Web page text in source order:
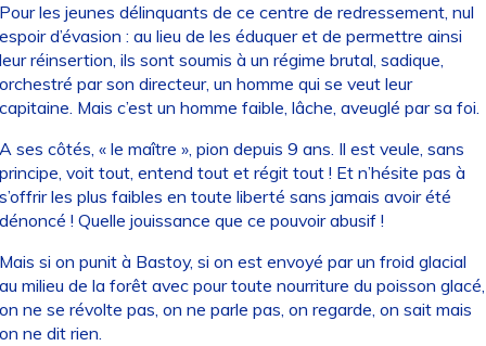
les jeunes délinquants de ce centre de redressement, nul
d’évasion : au lieu de les éduquer et de permettre ainsi
réinsertion, ils sont soumis à un régime brutal, sadique,
par son directeur, un homme qui se veut leur
Mais c’est un homme faible, lâche, aveuglé par sa foi.
ses côtés, « le maître », pion depuis 9 ans. Il est veule, sans
voit tout, entend tout et régit tout ! Et n’hésite pas à
les plus faibles en toute liberté sans jamais avoir été
! Quelle jouissance que ce pouvoir abusif !
si on punit à Bastoy, si on est envoyé par un froid glacial
milieu de la forêt avec pour toute nourriture du poisson glacé,
ne se révolte pas, on ne parle pas, on regarde, on sait mais
ne dit rien.